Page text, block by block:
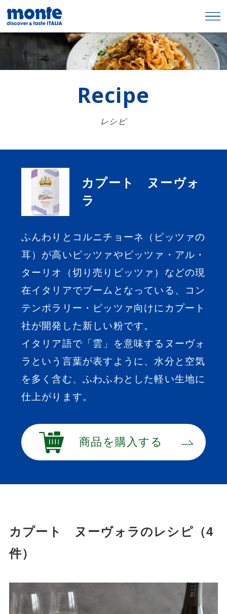
Recipe
レシピ
カプート ヌーヴォ
ラ
ふんわりとコルニチョーネ（ピッツァの
耳）が高いピッツァやピッツァ・アル・
ターリオ（切り売りピッツァ）などの現
在イタリアでブームとなっている、コン
テンポラリー・ピッツァ向けにカプート
社が開発した新しい粉です。
イタリア語で「雲」を意味するヌーヴォ
ラという言葉が表すように、水分と空気
を多く含む、ふわふわとした軽い生地に
仕上がります。
商品を購入する
カプート ヌーヴォラのレシピ（4
件）